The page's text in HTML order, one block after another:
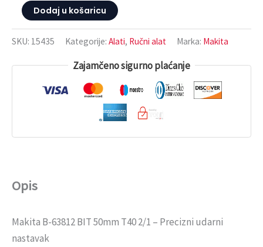
Dodaj u košaricu
SKU: 15435 Kategorije: Alati, Ručni alat Marka: Makita
Zajamčeno sigurno plaćanje
Opis
Makita B-63812 BIT 50mm T40 2/1 – Precizni udarni
nastavak